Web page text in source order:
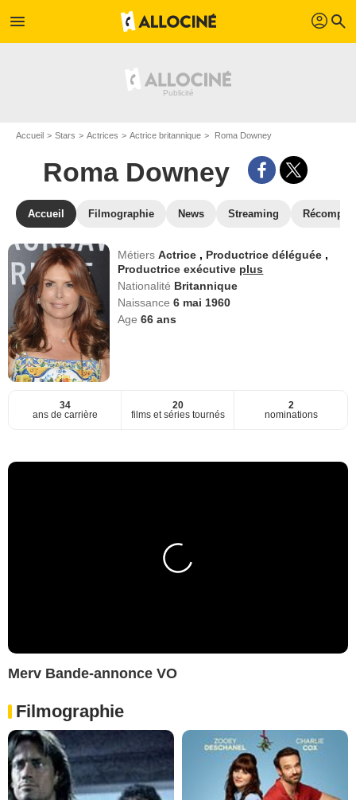
menu profil search
Accueil Stars Actrices Actrice britannique Roma Downey
Roma Downey
Accueil Filmographie News Streaming
MétiersActrice , Productrice déléguée ,
Productrice exécutive plus
Nationalité Britannique
Naissance6 mai 1960
Age66 ans
34
ans de carrière
20
films et séries tournés
2
nominations
Merv Bande-annonce VO
Filmographie